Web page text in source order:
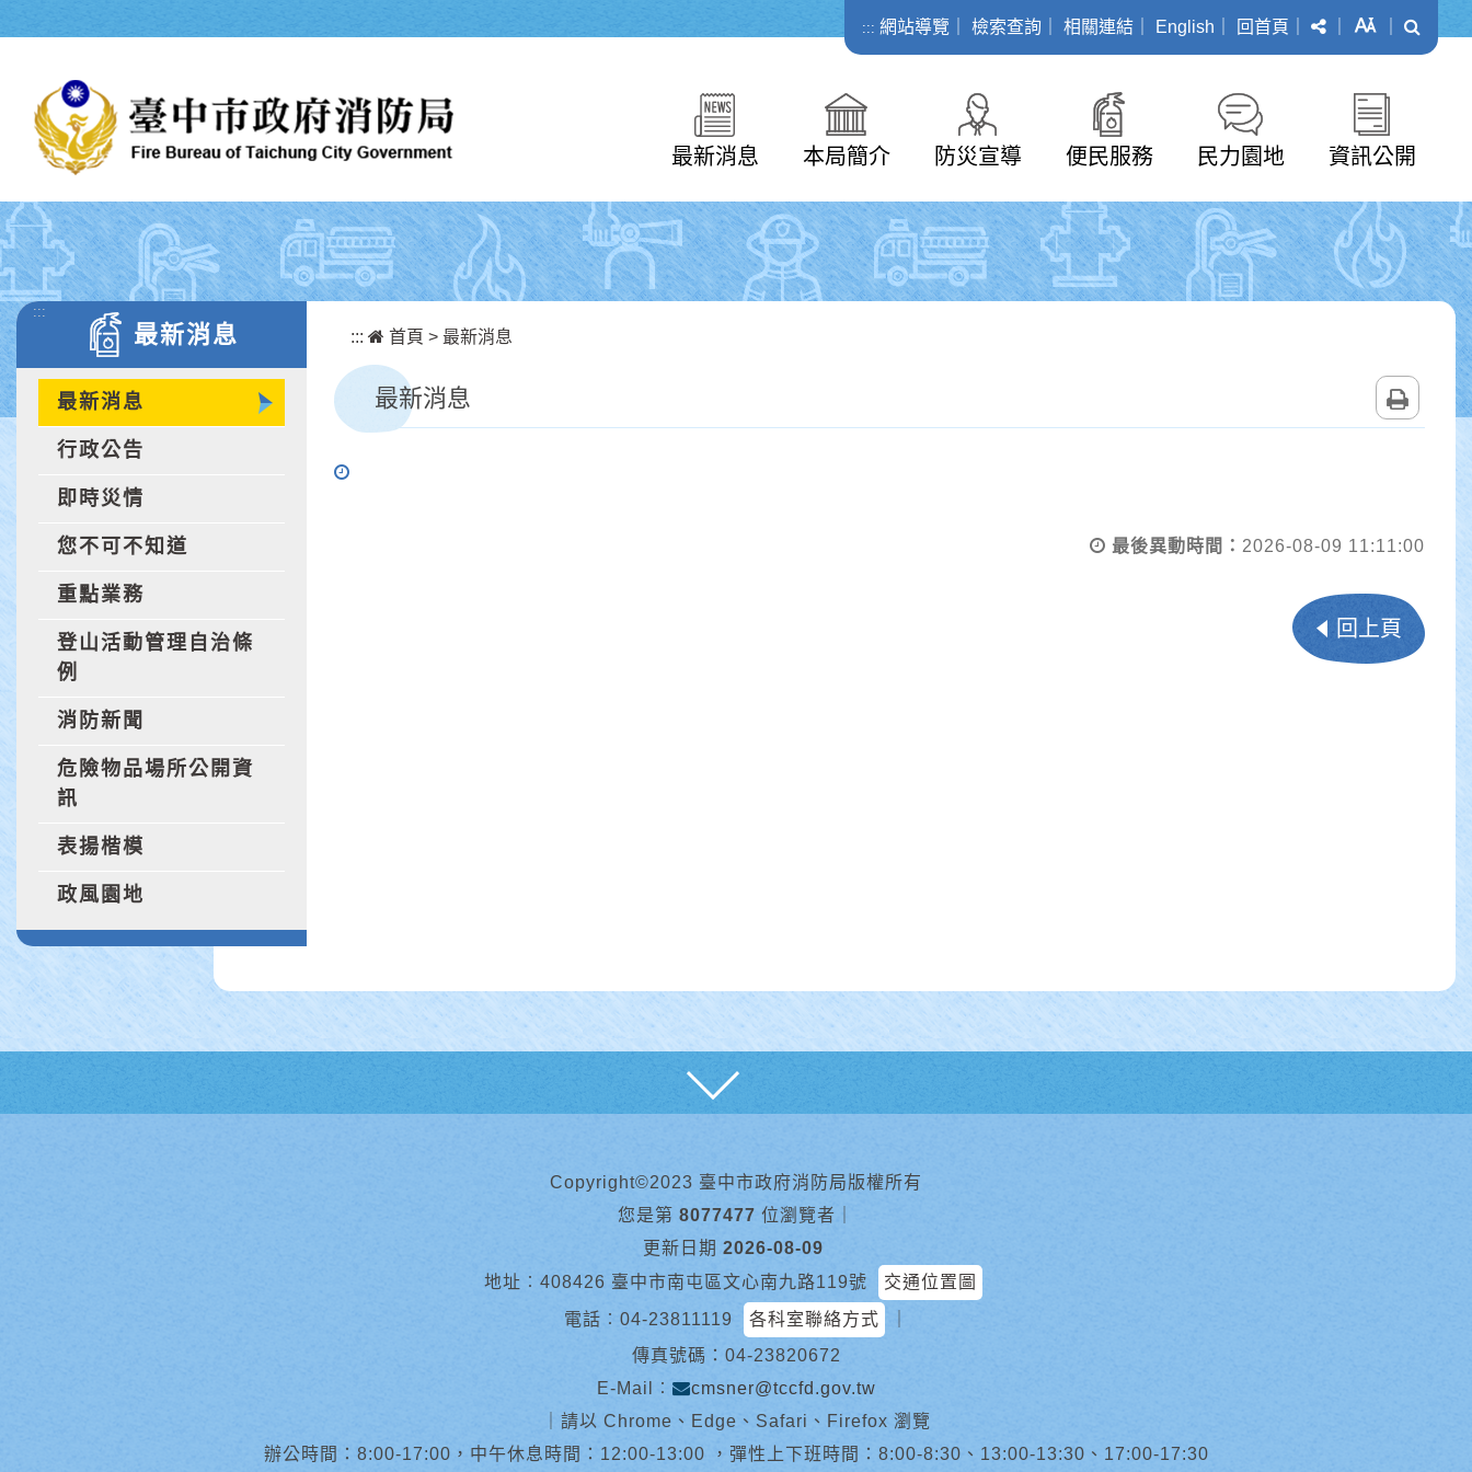
::: 網站導覽 檢索查詢 相關連結 English 回首頁 分享 字級
最新消息 本局簡介 防災宣導 便民服務 民力園地 資訊公開
:::
最新消息
最新消息
行政公告
即時災情
您不可不知道
重點業務
登山活動管理自治條
例
消防新聞
危險物品場所公開資
訊
表揚楷模
政風園地
::: 首頁 > 最新消息
最新消息
最後異動時間： 2026-08-09 11:11:00
回上頁
Copyright©2023 臺中市政府消防局版權所有
您是第 8077477 位瀏覽者
更新日期 2026-08-09
地址︰408426 臺中市南屯區文心南九路119號
交通位置圖
電話︰ 04-23811119 各科室聯絡方式
傳真號碼：04-23820672
E-Mail︰
cmsner@tccfd.gov.tw
請以 Chrome、Edge、Safari、Firefox 瀏覽
辦公時間：8:00-17:00，中午休息時間：12:00-13:00 ，彈性上下班時間：8:00-8:30、13:00-13:30、17:00-17:30